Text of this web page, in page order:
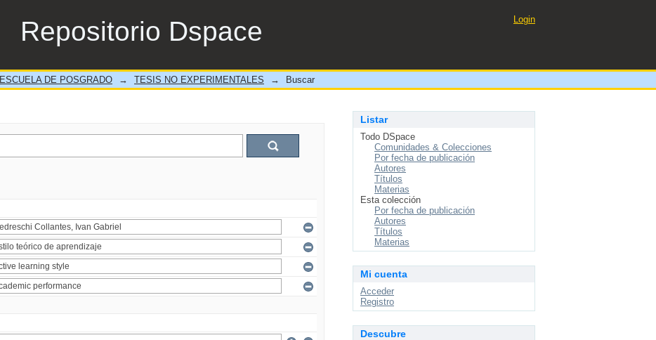
Repositorio Dspace Login
ESCUELA DE POSGRADO → TESIS NO EXPERIMENTALES → Buscar
Listar
Todo DSpace
Comunidades & Colecciones
Por fecha de publicación
Autores
Títulos
Materias
Esta colección
Por fecha de publicación
Autores
Títulos
Materias
Mi cuenta
Acceder
Registro
Descubre